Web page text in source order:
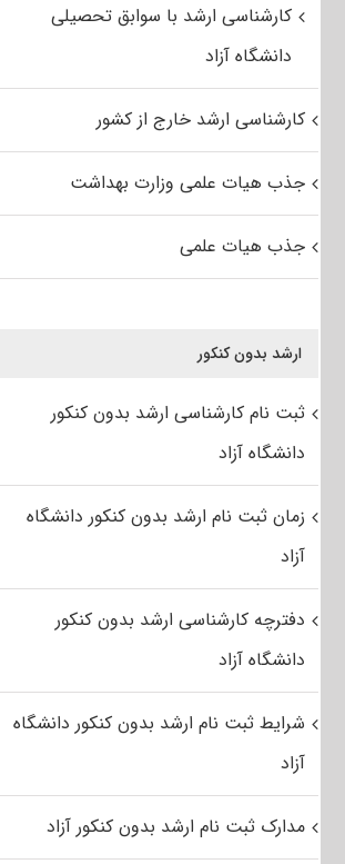
کارشناسی ارشد با سوابق تحصیلی
دانشگاه آزاد
کارشناسی ارشد خارج از کشور
جذب هیات علمی وزارت بهداشت
جذب هیات علمی
ارشد بدون کنکور
ثبت نام کارشناسی ارشد بدون کنکور
دانشگاه آزاد
زمان ثبت نام ارشد بدون کنکور دانشگاه
آزاد
دفترچه کارشناسی ارشد بدون کنکور
دانشگاه آزاد
شرایط ثبت نام ارشد بدون کنکور دانشگاه
آزاد
مدارک ثبت نام ارشد بدون کنکور آزاد